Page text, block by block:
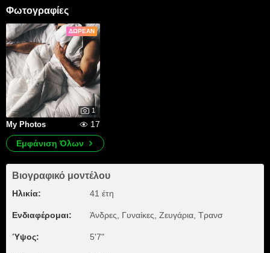
Φωτογραφίες
ΔΩΡΕΆΝ
1
My Photos
17
Εμφάνιση Όλων
Βιογραφικό μοντέλου
Ηλικία: 41 έτη
Ενδιαφέρομαι: Άνδρες, Γυναίκες, Zευγάρια, Τρανσ
Ύψος: 5'7"